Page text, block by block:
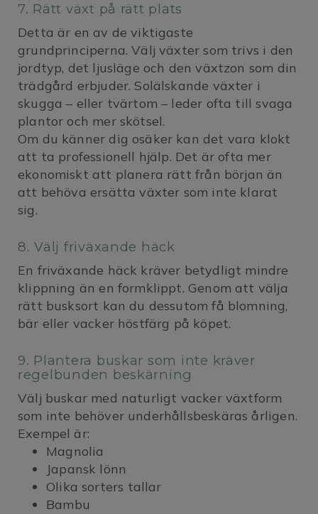
7. Rätt växt på rätt plats
Detta är en av de viktigaste
grundprinciperna. Välj växter som trivs i den
jordtyp, det ljusläge och den växtzon som din
trädgård erbjuder. Solälskande växter i
skugga – eller tvärtom – leder ofta till svaga
plantor och mer skötsel.
Om du känner dig osäker kan det vara klokt
att ta professionell hjälp. Det är ofta mer
ekonomiskt att planera rätt från början än
att behöva ersätta växter som inte klarat
sig.
8. Välj friväxande häck
En friväxande häck kräver betydligt mindre
klippning än en formklippt. Genom att välja
rätt busksort kan du dessutom få blomning,
bär eller vacker höstfärg på köpet.
9. Plantera buskar som inte kräver
regelbunden beskärning
Välj buskar med naturligt vacker växtform
som inte behöver underhållsbeskäras årligen.
Exempel är:
Magnolia
Japansk lönn
Olika sorters tallar
Bambu